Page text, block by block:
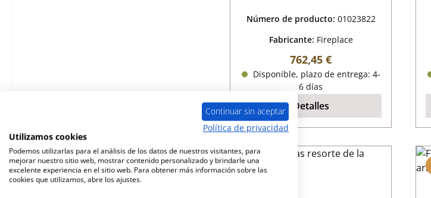
Número de producto: 01023822
Fabricante: Fireplace
Precio normal:
762,45 €
Disponible, plazo de entrega: 4-
6 días
Detalles
Continuar sin aceptar
Política de privacidad
Utilizamos cookies
Podemos utilizarlas para el análisis de los datos de nuestros visitantes, para
mejorar nuestro sitio web, mostrar contenido personalizado y brindarle una
excelente experiencia en el sitio web. Para obtener más información sobre las
cookies que utilizamos, abre los ajustes.